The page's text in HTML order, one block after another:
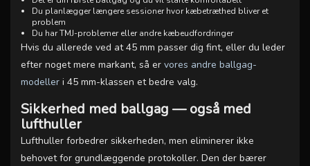
Du planlægger længere sessioner hvor kæbetræthed bliver et
problem
Du har TMJ-problemer eller andre kæbeudfordringer
Hvis du allerede ved at 45 mm passer dig fint, eller du leder
efter noget mere markant, så er vores andre ballgag-
modeller i 45 mm-klassen et bedre valg.
Sikkerhed med ballgag — også med
lufthuller
Lufthuller forbedrer sikkerheden, men eliminerer ikke
behovet for grundlæggende protokoller. Den der bærer